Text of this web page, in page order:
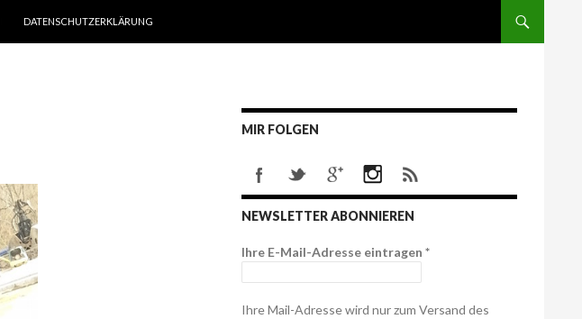
DATENSCHUTZERKLÄRUNG
MIR FOLGEN
NEWSLETTER ABONNIEREN
Ihre E-Mail-Adresse eintragen *
Ihre Mail-Adresse wird nur zum Versand des